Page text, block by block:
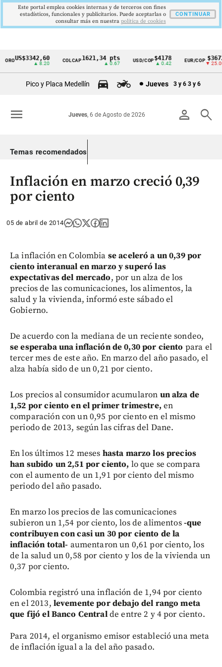
Cintillo
Colombia
US$3342,60
▲ 8.20
COLCAP1621,34 pts
▲ 0.67
USD/COP$4178
▲ 0.42
EUR/COP $3672
▼ 25.00
Pico y Placa Medellín Jueves 3 y 6 3 y 6
person search
Jueves, 6 de Agosto de 2026
menu
Temas recomendados
Inflación en marzo creció 0,39
por ciento
05 de abril de 2014
La inflación en Colombia se aceleró a un 0,39 por
ciento interanual en marzo y superó las
expectativas del mercado, por un alza de los
precios de las comunicaciones, los alimentos, la
salud y la vivienda, informó este sábado el
Gobierno.
De acuerdo con la mediana de un reciente sondeo,
se esperaba una inflación de 0,30 por ciento para el
tercer mes de este año. En marzo del año pasado, el
alza había sido de un 0,21 por ciento.
Los precios al consumidor acumularon un alza de
1,52 por ciento en el primer trimestre, en
comparación con un 0,95 por ciento en el mismo
periodo de 2013, según las cifras del Dane.
En los últimos 12 meses hasta marzo los precios
han subido un 2,51 por ciento, lo que se compara
con el aumento de un 1,91 por ciento del mismo
periodo del año pasado.
En marzo los precios de las comunicaciones
subieron un 1,54 por ciento, los de alimentos-que
contribuyen con casi un 30 por ciento de la
inflación total- aumentaron un 0,61 por ciento, los
de la salud un 0,58 por ciento y los de la vivienda un
0,37 por ciento.
Colombia registró una inflación de 1,94 por ciento
en el 2013, levemente por debajo del rango meta
que fijó el Banco Centralde entre 2 y 4 por ciento.
Para 2014, el organismo emisor estableció una meta
de inflación igual a la del año pasado.
Este portal emplea cookies internas y de terceros con fines
estadísticos, funcionales y publicitarios. Puede aceptarlas o
consultar más en nuestra politica de cookies
CONTINUAR